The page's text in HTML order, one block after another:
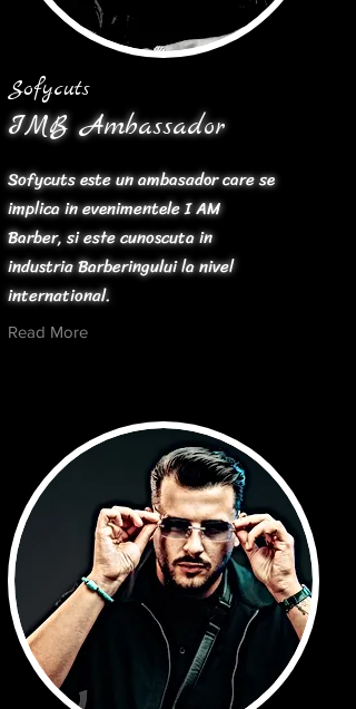
Sofycuts
IMB Ambassador
Sofycuts este un ambasador care se
implica in evenimentele I AM
Barber, si este cunoscuta in
industria Barberingului la nivel
international.
Read More